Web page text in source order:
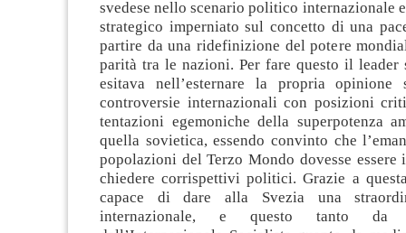
svedese nello scenario politico internazionale
strategico imperniato sul concetto di una
partire da una ridefinizione del potere
parità tra le nazioni. Per fare questo il leader
esitava nell’esternare la propria opinione
controversie internazionali con posizioni
tentazioni egemoniche della superpotenza
quella sovietica, essendo convinto che
popolazioni del Terzo Mondo dovesse essere
chiedere corrispettivi politici. Grazie a
capace di dare alla Svezia una
internazionale, e questo tanto da